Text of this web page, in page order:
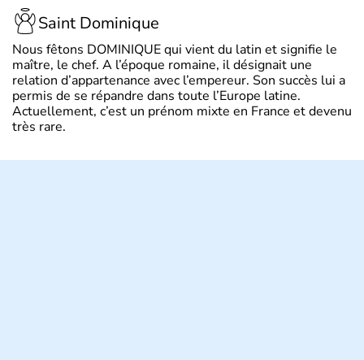
Saint Dominique
Nous fêtons DOMINIQUE qui vient du latin et signifie le
maître, le chef. A l’époque romaine, il désignait une
relation d’appartenance avec l’empereur. Son succès lui a
permis de se répandre dans toute l’Europe latine.
Actuellement, c’est un prénom mixte en France et devenu
très rare.